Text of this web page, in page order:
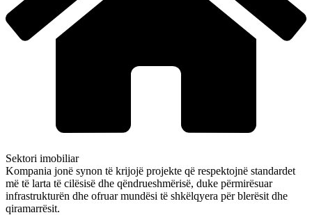
Sektori imobiliar
Kompania jonë synon të krijojë projekte që respektojnë standardet
më të larta të cilësisë dhe qëndrueshmërisë, duke përmirësuar
infrastrukturën dhe ofruar mundësi të shkëlqyera për blerësit dhe
qiramarrësit.